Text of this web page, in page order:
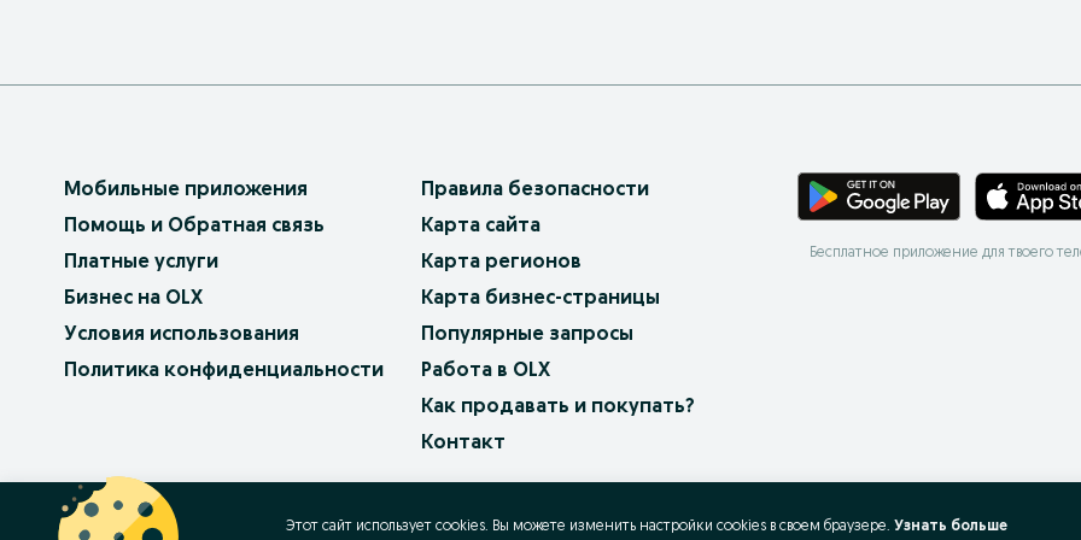
Мобильные приложения
Помощь и Обратная связь
Платные услуги
Бизнес на OLX
Условия использования
Политика конфиденциальности
Правила безопасности
Карта сайта
Карта регионов
Карта бизнес-страницы
Популярные запросы
Работа в OLX
Как продавать и покупать?
Контакт
Бесплатное приложение для твоего
OLX.bg
Этот сайт использует cookies. Вы можете изменить настройки cookies в своeм браузере. Узнать больше